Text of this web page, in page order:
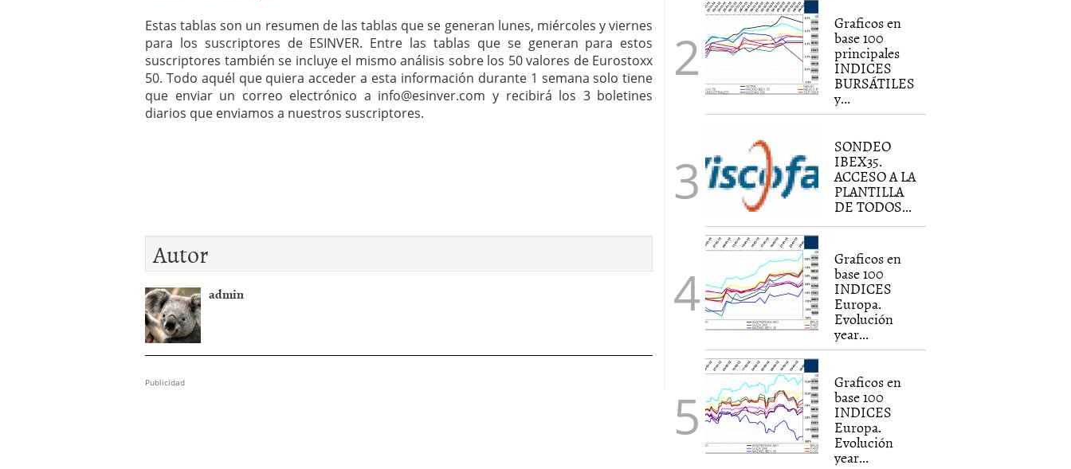
Estas tablas son un resumen de las tablas que se generan lunes, miércoles y viernes
para los suscriptores de ESINVER. Entre las tablas que se generan para estos
suscriptores también se incluye el mismo análisis sobre los 50 valores de Eurostoxx
50. Todo aquél que quiera acceder a esta información durante 1 semana solo tiene
que enviar un correo electrónico a info@esinver.com y recibirá los 3 boletines
diarios que enviamos a nuestros suscriptores.
Autor
admin
Publicidad
Graficos en
base 100
principales
INDICES
BURSÁTILES
y...
SONDEO
IBEX35.
ACCESO A LA
PLANTILLA
DE TODOS...
Graficos en
base 100
INDICES
Europa.
Evolución
year...
Graficos en
base 100
INDICES
Europa.
Evolución
year...